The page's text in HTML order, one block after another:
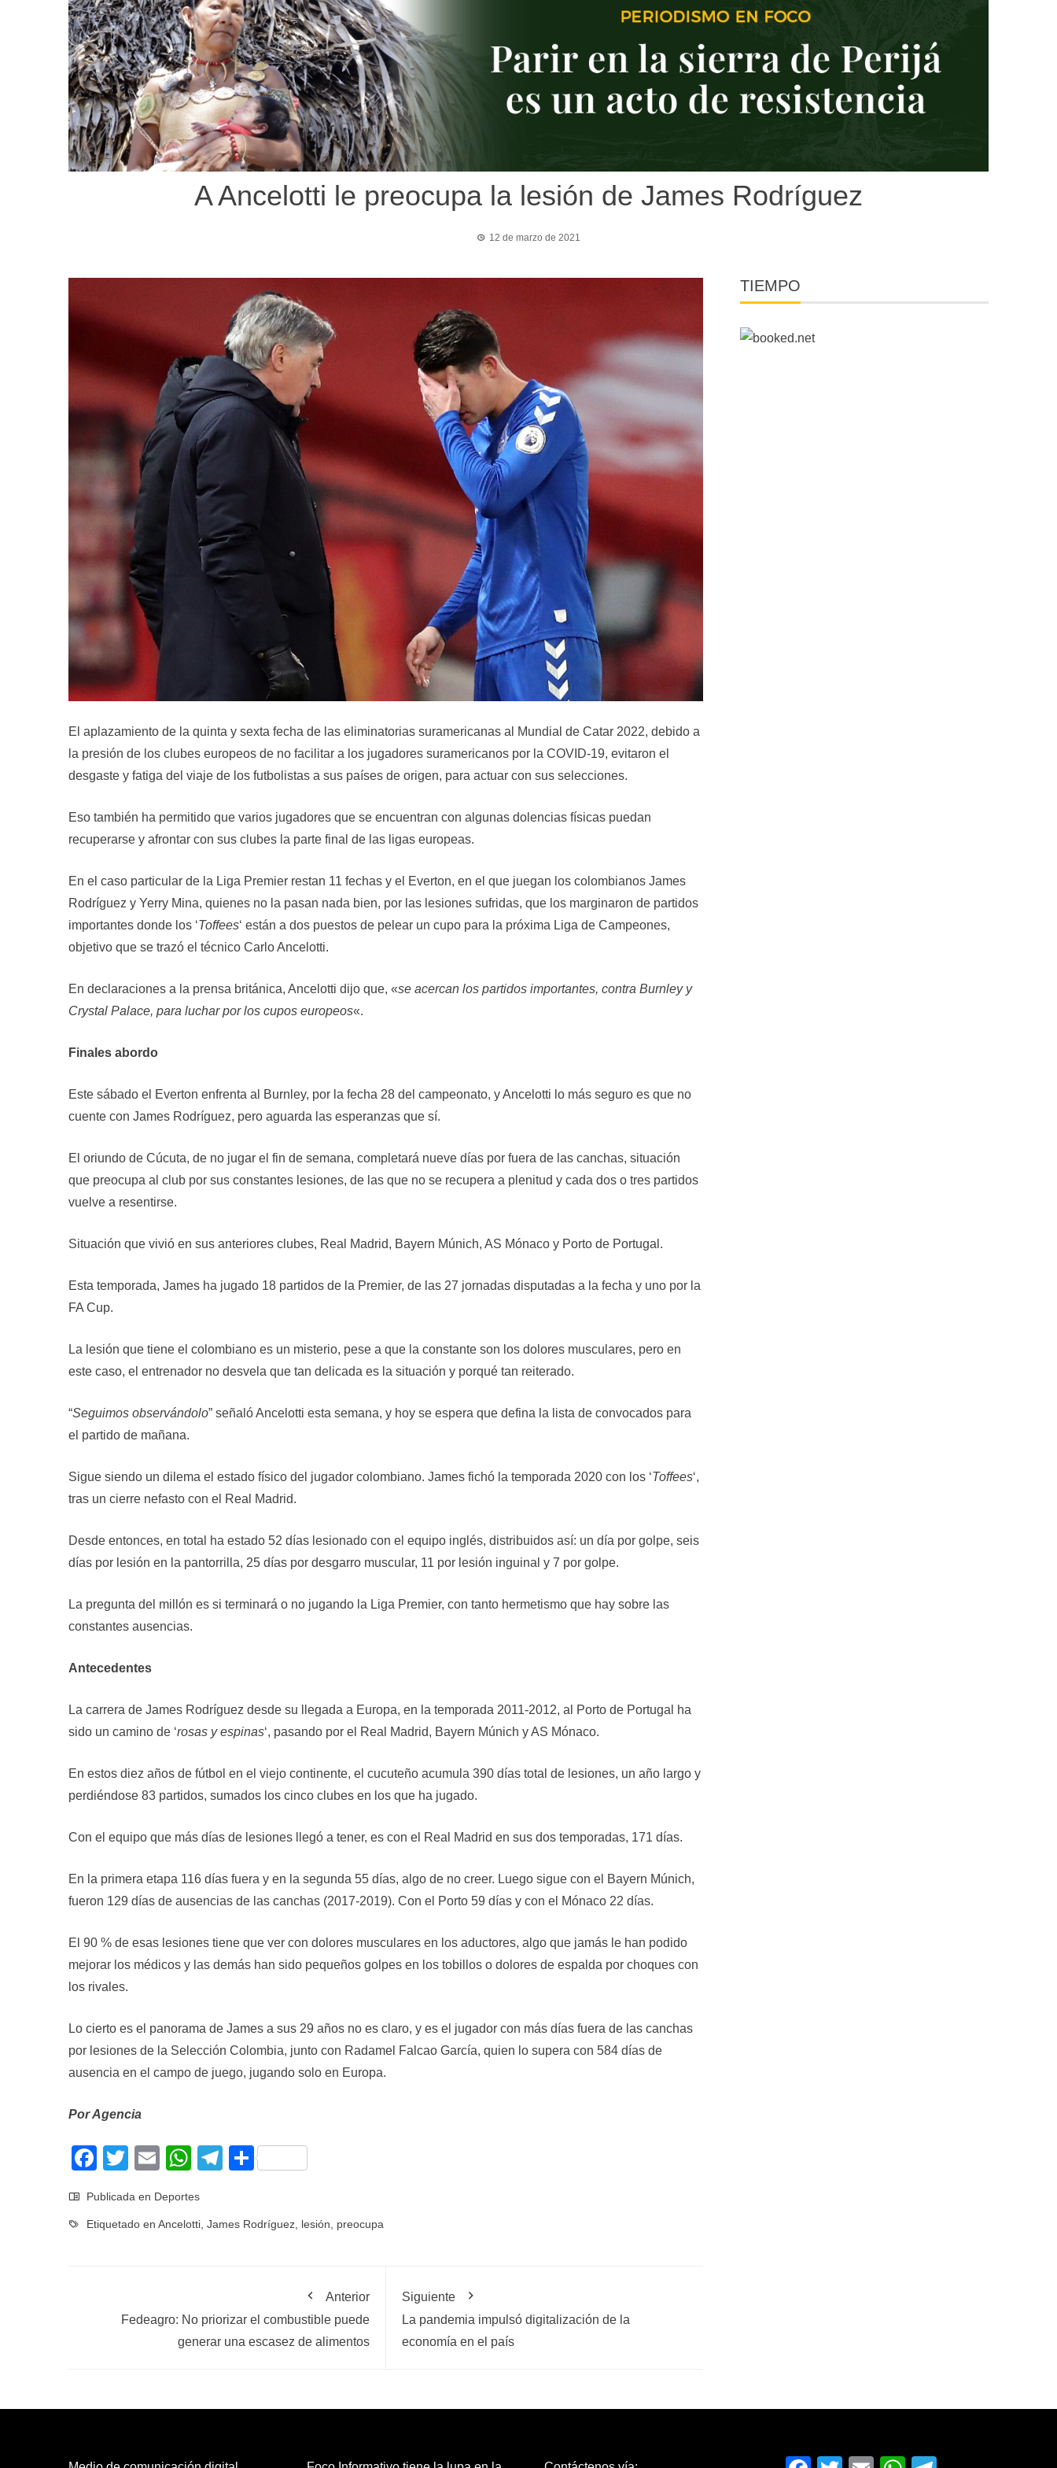
A Ancelotti le preocupa la lesión de James Rodríguez
12 de marzo de 2021
El aplazamiento de la quinta y sexta fecha de las eliminatorias suramericanas al Mundial de Catar 2022, debido a
la presión de los clubes europeos de no facilitar a los jugadores suramericanos por la COVID-19, evitaron el
desgaste y fatiga del viaje de los futbolistas a sus países de origen, para actuar con sus selecciones.
Eso también ha permitido que varios jugadores que se encuentran con algunas dolencias físicas puedan
recuperarse y afrontar con sus clubes la parte final de las ligas europeas.
En el caso particular de la Liga Premier restan 11 fechas y el Everton, en el que juegan los colombianos James
Rodríguez y Yerry Mina, quienes no la pasan nada bien, por las lesiones sufridas, que los marginaron de partidos
importantes donde los ‘Toffees‘ están a dos puestos de pelear un cupo para la próxima Liga de Campeones,
objetivo que se trazó el técnico Carlo Ancelotti.
En declaraciones a la prensa británica, Ancelotti dijo que, «se acercan los partidos importantes, contra Burnley y
Crystal Palace, para luchar por los cupos europeos«.
Finales abordo
Este sábado el Everton enfrenta al Burnley, por la fecha 28 del campeonato, y Ancelotti lo más seguro es que no
cuente con James Rodríguez, pero aguarda las esperanzas que sí.
El oriundo de Cúcuta, de no jugar el fin de semana, completará nueve días por fuera de las canchas, situación
que preocupa al club por sus constantes lesiones, de las que no se recupera a plenitud y cada dos o tres partidos
vuelve a resentirse.
Situación que vivió en sus anteriores clubes, Real Madrid, Bayern Múnich, AS Mónaco y Porto de Portugal.
Esta temporada, James ha jugado 18 partidos de la Premier, de las 27 jornadas disputadas a la fecha y uno por la
FA Cup.
La lesión que tiene el colombiano es un misterio, pese a que la constante son los dolores musculares, pero en
este caso, el entrenador no desvela que tan delicada es la situación y porqué tan reiterado.
“Seguimos observándolo” señaló Ancelotti esta semana, y hoy se espera que defina la lista de convocados para
el partido de mañana.
Sigue siendo un dilema el estado físico del jugador colombiano. James fichó la temporada 2020 con los ‘Toffees‘,
tras un cierre nefasto con el Real Madrid.
Desde entonces, en total ha estado 52 días lesionado con el equipo inglés, distribuidos así: un día por golpe, seis
días por lesión en la pantorrilla, 25 días por desgarro muscular, 11 por lesión inguinal y 7 por golpe.
La pregunta del millón es si terminará o no jugando la Liga Premier, con tanto hermetismo que hay sobre las
constantes ausencias.
Antecedentes
La carrera de James Rodríguez desde su llegada a Europa, en la temporada 2011-2012, al Porto de Portugal ha
sido un camino de ‘rosas y espinas‘, pasando por el Real Madrid, Bayern Múnich y AS Mónaco.
En estos diez años de fútbol en el viejo continente, el cucuteño acumula 390 días total de lesiones, un año largo y
perdiéndose 83 partidos, sumados los cinco clubes en los que ha jugado.
Con el equipo que más días de lesiones llegó a tener, es con el Real Madrid en sus dos temporadas, 171 días.
En la primera etapa 116 días fuera y en la segunda 55 días, algo de no creer. Luego sigue con el Bayern Múnich,
fueron 129 días de ausencias de las canchas (2017-2019). Con el Porto 59 días y con el Mónaco 22 días.
El 90 % de esas lesiones tiene que ver con dolores musculares en los aductores, algo que jamás le han podido
mejorar los médicos y las demás han sido pequeños golpes en los tobillos o dolores de espalda por choques con
los rivales.
Lo cierto es el panorama de James a sus 29 años no es claro, y es el jugador con más días fuera de las canchas
por lesiones de la Selección Colombia, junto con Radamel Falcao García, quien lo supera con 584 días de
ausencia en el campo de juego, jugando solo en Europa.
Por Agencia
Facebook
Twitter
EmailWhatsApp
Telegram
Compartir
Publicada en Deportes
Etiquetado en Ancelotti James Rodríguez lesión preocupa
Anterior
Fedeagro: No priorizar el combustible puede
generar una escasez de alimentos
Siguiente
La pandemia impulsó digitalización de la
economía en el país
TIEMPO